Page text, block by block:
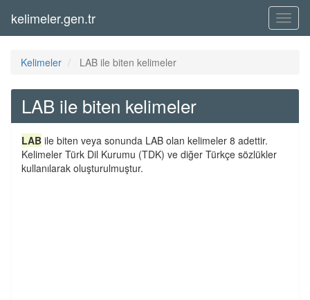
Menü
kelimeler.gen.tr
Kelimeler LAB ile biten kelimeler
LAB ile biten kelimeler
LAB ile biten veya sonunda LAB olan kelimeler 8 adettir.
Kelimeler Türk Dil Kurumu (TDK) ve diğer Türkçe sözlükler
kullanılarak oluşturulmuştur.